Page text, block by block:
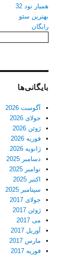
همیار نود 32
بهترین سئو
رایگان
بایگانی‌ها
آگوست 2026
جولای 2026
ژوئن 2026
فوریه 2026
ژانویه 2026
دسامبر 2025
نوامبر 2025
اکتبر 2025
سپتامبر 2025
جولای 2017
ژوئن 2017
می 2017
آوریل 2017
مارس 2017
فوریه 2017